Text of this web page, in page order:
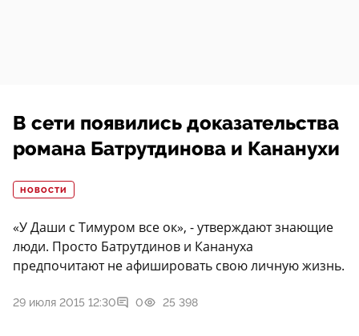
В сети появились доказательства
романа Батрутдинова и Кананухи
НОВОСТИ
«У Даши с Тимуром все ок», - утверждают знающие
люди. Просто Батрутдинов и Канануха
предпочитают не афишировать свою личную жизнь.
29 июля 2015 12:30 0 25 398